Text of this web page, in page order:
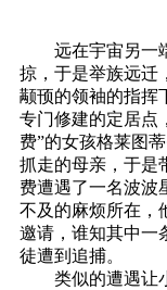
远在宇宙另一端
掠，于是举族远迁
颟顸的领袖的指挥
专门修建的定居点
费”的女孩格莱图
抓走的母亲，于是
费遭遇了一名波波
不及的麻烦所在，
邀请，谁知其中一
徒遭到追捕。
类似的遭遇让小